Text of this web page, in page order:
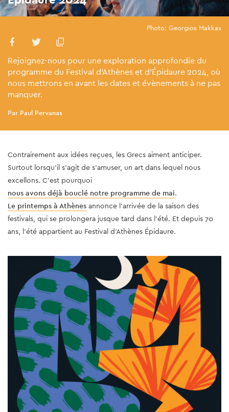
Photo: Georgios Makkas
Rejoignez-nous pour une exploration approfondie du
programme du Festival d'Athènes et d'Épidaure 2024, où
nous mettrons en avant les dates et évènements à ne pas
manquer.
Par Paul Pervanas
Contrairement aux idées reçues, les Grecs aiment anticiper.
Surtout lorsqu'il s'agit de s'amuser, un art dans lequel nous
excellons. C'est pourquoi
nous avons déjà bouclé notre programme de mai.
Le printemps à Athènes annonce l'arrivée de la saison des
festivals, qui se prolongera jusque tard dans l'été. Et depuis 70
ans, l'été appartient au Festival d'Athènes Épidaure.